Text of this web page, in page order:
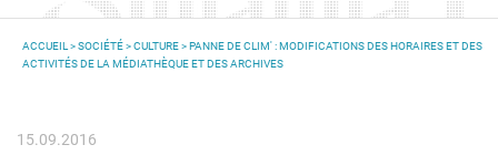
VOUS ÊTES ICI
ACCUEIL >SOCIÉTÉ>CULTURE> PANNE DE CLIM' : MODIFICATIONS DES HORAIRES ET DES
ACTIVITÉS DE LA MÉDIATHÈQUE ET DES ARCHIVES
15.09.2016